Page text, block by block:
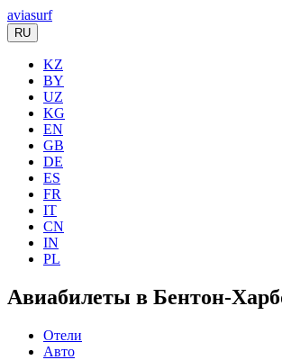
aviasurf
RU
KZ
BY
UZ
KG
EN
GB
DE
ES
FR
IT
CN
IN
PL
Авиабилеты в Бентон-
Отели
Авто